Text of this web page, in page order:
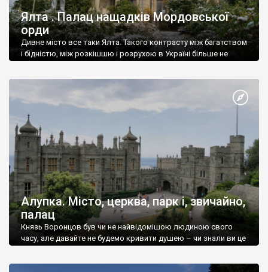
Ялта . Палац нащадків Мордовської
орди
Дивне місто все таки Ялта. Такого контрасту між багатством
і бідністю, між розкішшю і розрухою в Україні більше не
Алупка. Місто, церква, парк і, звичайно,
палац
Князь Воронцов був чи не найвідомішою людиною свого
часу, але давайте не будемо кривити душею – чи знали ви це